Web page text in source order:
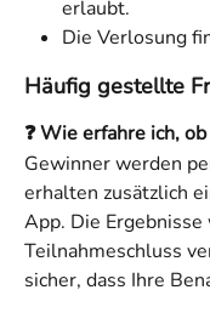
erlaubt.
Die Verlosung
Häufig gestellte
❓ Wie erfahre ich,
Gewinner werden
erhalten zusätzlich
App. Die Ergebnisse
Teilnahmeschluss
sicher, dass Ihre